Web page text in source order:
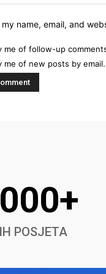
my name, email, and
me of follow-up
me of new posts by email.
POSJETA